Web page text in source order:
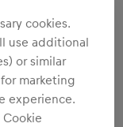
cookies.
use additional
or similar
marketing
experience.